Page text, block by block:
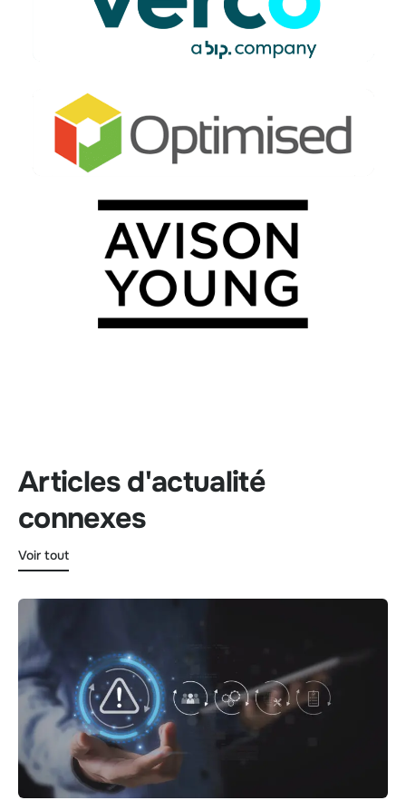
Articles d'actualité
connexes
Voir tout